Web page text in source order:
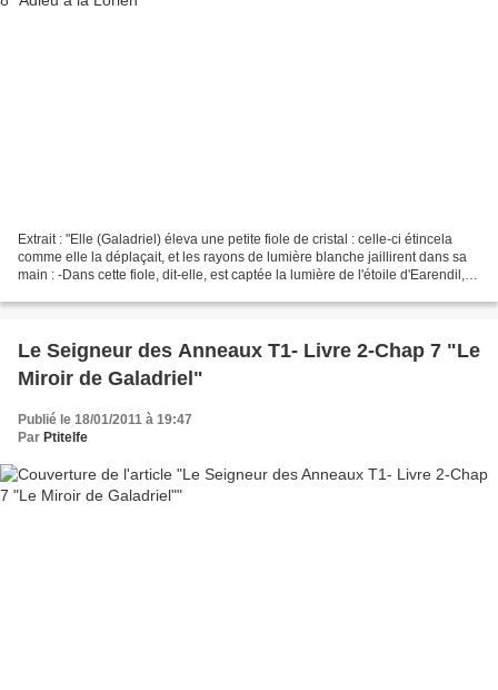
Extrait : "Elle (Galadriel) éleva une petite fiole de cristal : celle-ci étincela
comme elle la déplaçait, et les rayons de lumière blanche jaillirent dans sa
main : -Dans cette fiole, dit-elle, est captée la lumière de l'étoile d'Earendil,
Le Seigneur des Anneaux T1- Livre 2-Chap 7 "Le
Miroir de Galadriel"
Publié le 18/01/2011 à 19:47
Par Ptitelfe